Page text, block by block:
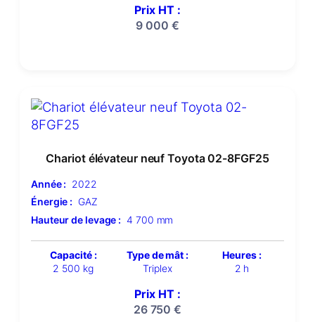
Prix HT :
9 000 €
Chariot élévateur neuf Toyota 02-8FGF25
Année : 2022
Énergie : GAZ
Hauteur de levage : 4 700 mm
Capacité :
2 500 kg
Type de mât :
Triplex
Heures :
2 h
Prix HT :
26 750€